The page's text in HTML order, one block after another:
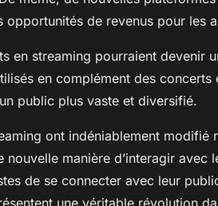
opportunités de revenus pour les
en streaming pourraient devenir
en complément des
public plus vaste et diversifié.
ont indéniablement
nouvelle manière d’interagir avec
de se connecter avec leur